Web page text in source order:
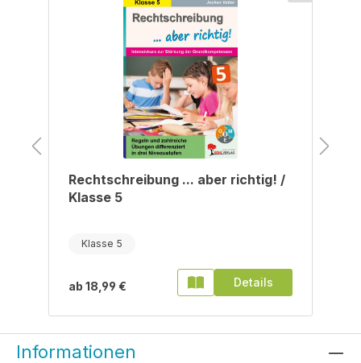
Rechtschreibung ... aber richtig! /
Klasse 5
Klasse 5
ab 18,99 € Details
Informationen